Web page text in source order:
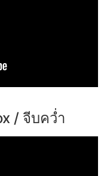
/ จีบคว่ำ